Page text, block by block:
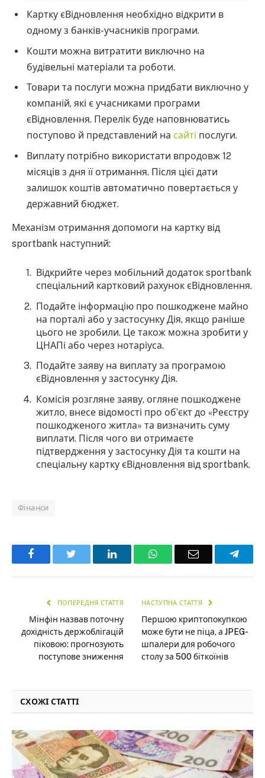
Картку єВідновлення необхідно відкрити в
одному з банків-учасників програми.
Кошти можна витратити виключно на
будівельні матеріали та роботи.
Товари та послуги можна придбати виключно у
компаній, які є учасниками програми
єВідновлення. Перелік буде наповнюватись
поступово й представлений на сайті послуги.
Виплату потрібно використати впродовж 12
місяців з дня її отримання. Після цієї дати
залишок коштів автоматично повертається у
державний бюджет.
Механізм отримання допомоги на картку від
sportbank наступний:
Відкрийте через мобільний додаток sportbank
спеціальний картковий рахунок єВідновлення.
Подайте інформацію про пошкоджене майно
на порталі або у застосунку Дія, якщо раніше
цього не зробили. Це також можна зробити у
ЦНАПі або через нотаріуса.
Подайте заяву на виплату за програмою
єВідновлення у застосунку Дія.
Комісія розгляне заяву, огляне пошкоджене
житло, внесе відомості про об’єкт до «Реєстру
пошкодженого житла» та визначить суму
виплати. Після чого ви отримаєте
підтвердження у застосунку Дія та кошти на
спеціальну картку єВідновлення від sportbank.
Фінанси
Facebook LinkedInWhatsAppEmail
ПОПЕРЕДНЯ СТАТТЯ
Мінфін назвав поточну
дохідність держоблігацій
піковою: прогнозують
поступове зниження
НАСТУПНА СТАТТЯ
Першою криптопокупкою
може бути не піца, а JPEG-
шпалери для робочого
столу за 500 біткоїнів
СХОЖІ СТАТТІ